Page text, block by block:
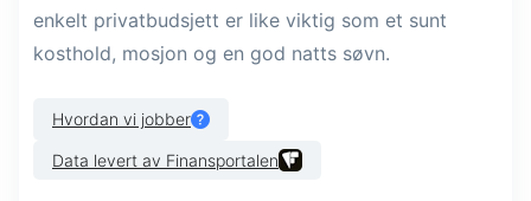
enkelt privatbudsjett er like viktig som et sunt
kosthold, mosjon og en god natts søvn.
Hvordan vi jobber
Data levert av Finansportalen